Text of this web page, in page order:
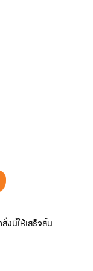
งนี้ให้เสร็จสิ้น